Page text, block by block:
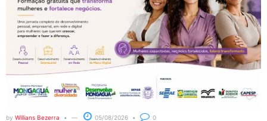
by Willians Bezerra 05/08/2026 0